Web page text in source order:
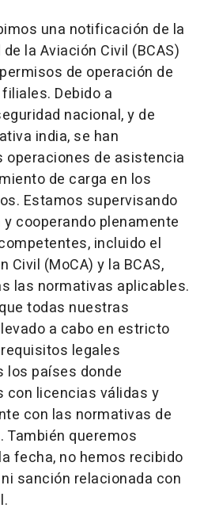
una notificación de la
la Aviación Civil (BCAS)
de operación de
Debido a
nacional, y de
india, se han
operaciones de asistencia
de carga en los
Estamos supervisando
cooperando plenamente
incluido el
Civil (MoCA) y la BCAS,
las normativas aplicables.
todas nuestras
a cabo en estricto
legales
los países donde
con licencias válidas y
con las normativas de
También queremos
fecha, no hemos recibido
sanción relacionada con